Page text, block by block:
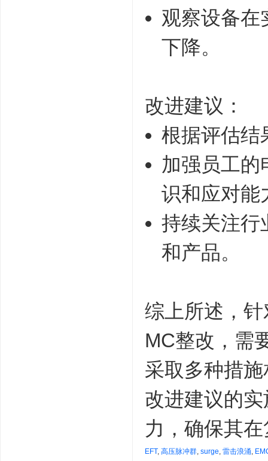
观察设备在
下降。
改进建议：
根据评估结
加强员工的
识和应对能
持续关注行
和产品。
综上所述，
MC整改，需
采取多种措
改进建议的
力，确保其
EFT, 高压脉冲群, surge, 雷击浪涌,